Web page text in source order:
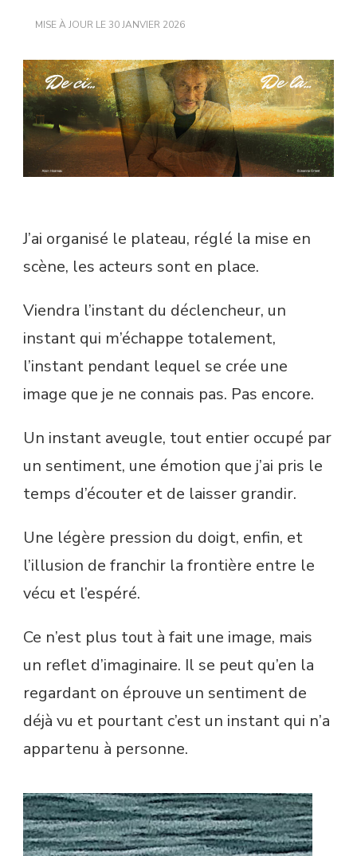
MISE À JOUR LE 30 JANVIER 2026
J’ai organisé le plateau, réglé la mise en
scène, les acteurs sont en place.
Viendra l’instant du déclencheur, un
instant qui m’échappe totalement,
l’instant pendant lequel se crée une
image que je ne connais pas. Pas encore.
Un instant aveugle, tout entier occupé par
un sentiment, une émotion que j’ai pris le
temps d’écouter et de laisser grandir.
Une légère pression du doigt, enfin, et
l’illusion de franchir la frontière entre le
vécu et l’espéré.
Ce n’est plus tout à fait une image, mais
un reflet d’imaginaire. Il se peut qu’en la
regardant on éprouve un sentiment de
déjà vu et pourtant c’est un instant qui n’a
appartenu à personne.